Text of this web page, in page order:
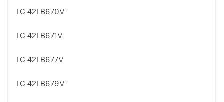
LG 42LB670V
LG 42LB671V
LG 42LB677V
LG 42LB679V